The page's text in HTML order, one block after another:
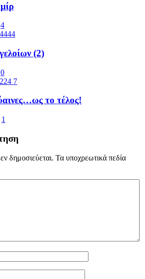
4
(2)
0
το τέλος!
1
δημοσιεύεται. Τα υποχρεωτικά πεδία